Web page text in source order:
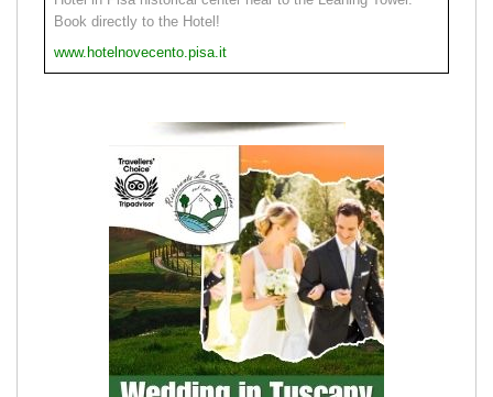
Book directly to the Hotel!
www.hotelnovecento.pisa.it